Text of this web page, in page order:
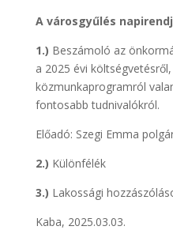
A városgyűlés
1.) Beszámoló az
a 2025 évi
közmunkaprogramról
fontosabb tudnivalókról.
Előadó: Szegi Emma
2.) Különfélék
3.) Lakossági
Kaba, 2025.03.03.